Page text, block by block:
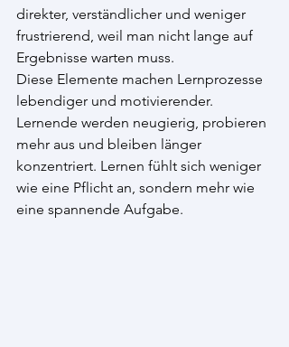
direkter, verständlicher und weniger
frustrierend, weil man nicht lange auf
Ergebnisse warten muss.
Diese Elemente machen Lernprozesse
lebendiger und motivierender.
Lernende werden neugierig, probieren
mehr aus und bleiben länger
konzentriert. Lernen fühlt sich weniger
wie eine Pflicht an, sondern mehr wie
eine spannende Aufgabe.